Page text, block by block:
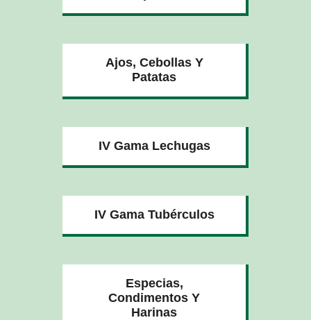
Ajos, Cebollas Y
Patatas
IV Gama Lechugas
IV Gama Tubérculos
Especias,
Condimentos Y
Harinas